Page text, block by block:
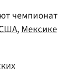
чемпионат
,Мексике